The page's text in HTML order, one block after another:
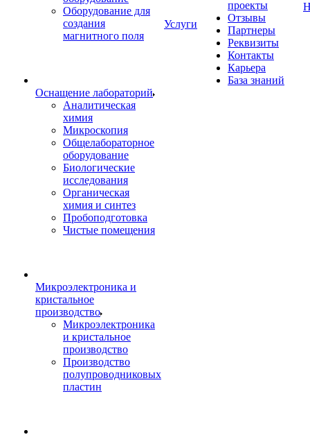
Оборудование для
создания
магнитного поля
Оснащение лабораторий
Аналитическая
химия
Микроскопия
Общелабораторное
оборудование
Биологические
исследования
Органическая
химия и синтез
Пробоподготовка
Чистые помещения
Микроэлектроника и
кристальное
производство
Микроэлектроника
и кристальное
производство
Производство
полупроводниковых
пластин
Услуги
проекты
Отзывы
Партнеры
Реквизиты
Контакты
Карьера
База знаний